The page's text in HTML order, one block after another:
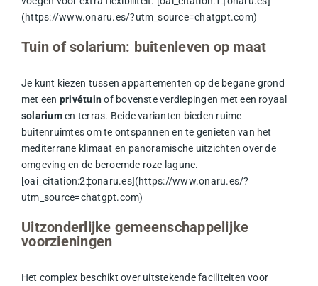
(https://www.onaru.es/?utm_source=chatgpt.com)
Tuin of solarium: buitenleven op maat
Je kunt kiezen tussen appartementen op de begane grond
met een privétuinof bovenste verdiepingen met een royaal
solariumen terras. Beide varianten bieden ruime
buitenruimtes om te ontspannen en te genieten van het
mediterrane klimaat en panoramische uitzichten over de
omgeving en de beroemde roze lagune.
[oai_citation:2‡onaru.es](https://www.onaru.es/?
utm_source=chatgpt.com)
Uitzonderlijke gemeenschappelijke
voorzieningen
Het complex beschikt over uitstekende faciliteiten voor